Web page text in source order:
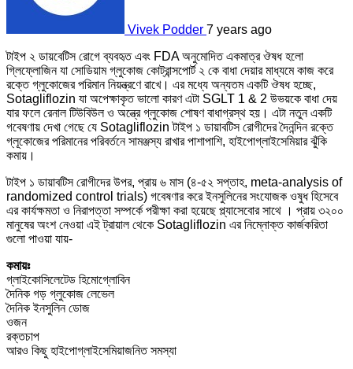
Vivek Podder 7 years ago
টাইপ ২ ডায়বেটিস রোগে ব্যবহৃত এবং FDA অনুমোদিত একমাত্র ঔষধ হলো
গ্লিফ্লোজিন যা সোডিয়াম গ্লুকোজ কোট্রান্সপোর্ট ২ কে বাধা দেয়ার মাধ্যমে কাজ করে
রক্তে গ্লুকোজের পরিমান নিয়ন্ত্রণে রাখে। এর মধ্যে অন্যতম একটি ঔষধ হচ্ছে,
Sotagliflozin যা অপেক্ষাকৃত ভালো কারণ এটা SGLT 1 & 2 উভয়কে বাধা দেয়
যার ফলে রেনাল টিউবিউল ও অন্ত্রে গ্লুকোজ শোষণ বাধাগ্রস্থ হয়। এটা নতুন একটি
গবেষণায় দেখা গেছে যে Sotagliflozin টাইপ ১ ডায়াবটিস রোগীদের দৈনন্দিন রক্তে
গ্লূকোজের পরিমানের পরিবর্তনে সামঞ্জস্য রাখার পাশাপাশি, হাইপোগ্লাইসেমিয়ার ঝুঁকি
কমায়।
টাইপ ১ ডায়াবটিস রোগীদের উপর, প্রায় ৬ মাস (৪-৫২ সপ্তাহ, meta-analysis of
randomized control trials) গবেষণার করে ইনসুলিনের সংযোজক ওষুধ হিসেবে
এর কার্যক্ষমতা ও নিরাপত্তা সম্পর্কে পরীক্ষা করা হয়েছে প্ল্যাসেবোর সাথে । প্রায় ৩২০০
মানুষের অংশ নেওয়া এই ট্রায়াল থেকে Sotagliflozin এর নিম্নোক্ত কার্জকরিতা
গুলো পাওয়া যায়-
কমায়ঃ
‌গ্লাইকোসিলেটেড হিমোগ্লোবিন
‌দৈনিক গড় গ্লুকোজ লেভেল
‌দৈনিক ইনসুলিন ডোজ
ওজন
‌রক্তচাপ
আরও কিছু হাইপোগ্লাইসেমিয়াজনিত সমস্যা